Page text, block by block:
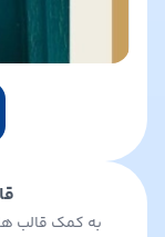
به کمک قالب